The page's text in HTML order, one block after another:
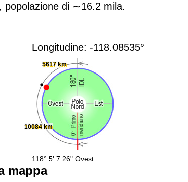
popolazione di ∼16.2 mila.
Longitudine: -118.08535°
10084 km
5617 km
118° 5' 7.26" Ovest
mappa